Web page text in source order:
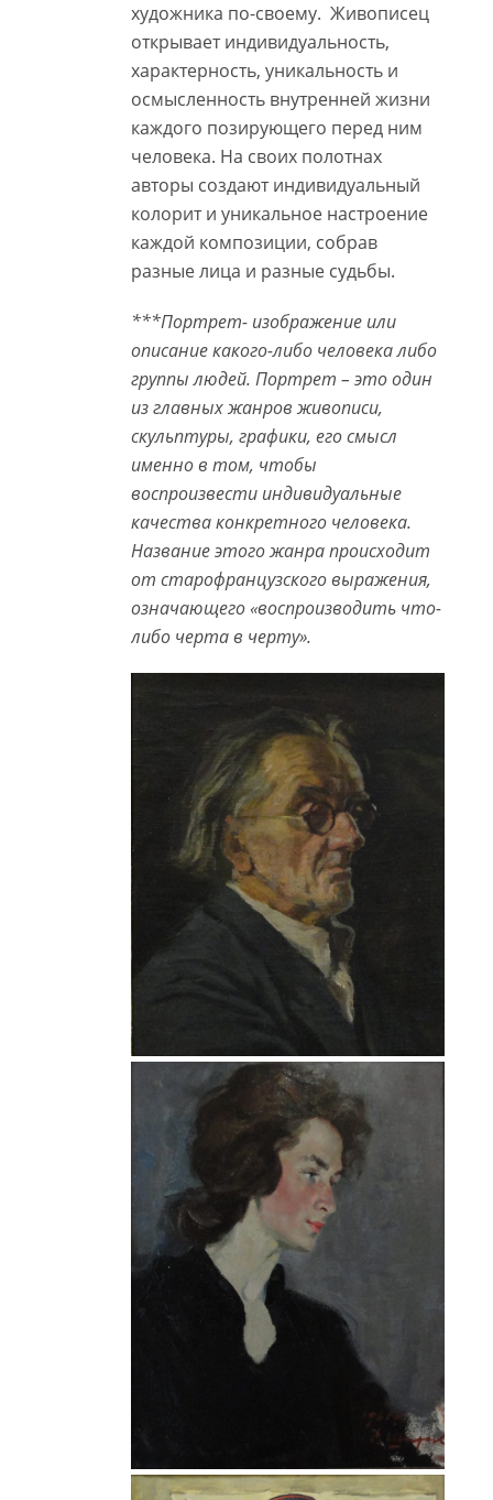
художника по-своему. Живописец
открывает индивидуальность,
характерность, уникальность и
осмысленность внутренней жизни
каждого позирующего перед ним
человека. На своих полотнах
авторы создают индивидуальный
колорит и уникальное настроение
каждой композиции, собрав
разные лица и разные судьбы.
***Портрет- изображение или
описание какого-либо человека либо
группы людей. Портрет – это один
из главных жанров живописи,
скульптуры, графики, его смысл
именно в том, чтобы
воспроизвести индивидуальные
качества конкретного человека.
Название этого жанра происходит
от старофранцузского выражения,
означающего «воспроизводить что-
либо черта в черту».